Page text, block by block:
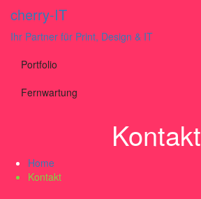
cherry-IT
Ihr Partner für Print, Design & IT
Portfolio
Fernwartung
Kontakt
Home
Kontakt